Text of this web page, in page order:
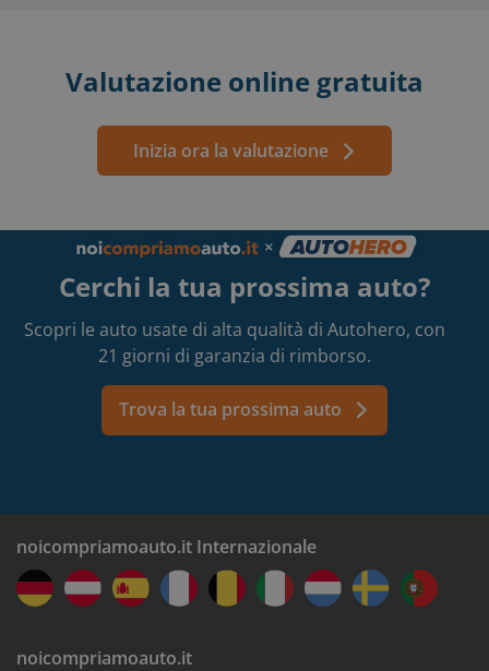
Se decidi di vendere, il gioco è fatto! Ci consegni la
ce ne occupiamo noi.
Valutazione online gratuita
Inizia ora la valutazione
Cerchi la tua prossima auto?
Scopri le auto usate di alta qualità di Autohero, con
21 giorni di garanzia di rimborso.
Trova la tua prossima auto
noicompriamoauto.it Internazionale
noicompriamoauto.it